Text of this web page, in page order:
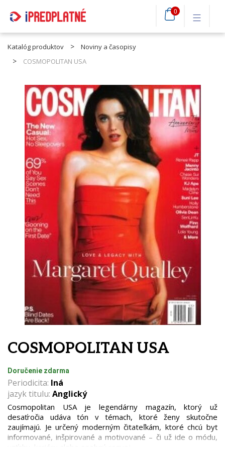
0
Katalóg produktov
Noviny a časopisy
COSMOPOLITAN USA
COSMOPOLITAN USA
Doručenie zdarma
Periodicita: Iná
jazyk titulu: Anglický
Cosmopolitan USA je legendárny magazín, ktorý už
desaťročia udáva tón v témach, ktoré ženy skutočne
zaujímajú. Je určený moderným čitateľkám, ktoré chcú byť
informované, inšpirované a motivované – či už ide o módu,
vzťahy, kariéru alebo osobný rozvoj.